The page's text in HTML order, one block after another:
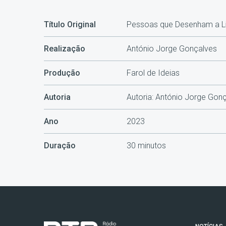
Título Original Pessoas que Desenham a
Realização António Jorge Gonçalves
Produção Farol de Ideias
Autoria Autoria: António Jorge
Ano 2023
Duração 30 minutos